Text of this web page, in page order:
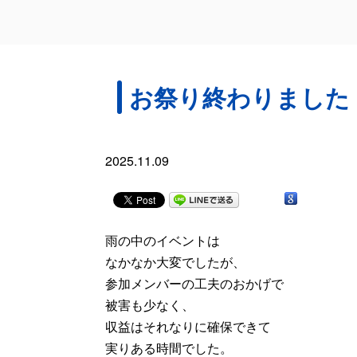
お祭り終わりました
2025.11.09
雨の中のイベントは
なかなか大変でしたが、
参加メンバーの工夫のおかげで
被害も少なく、
収益はそれなりに確保できて
実りある時間でした。